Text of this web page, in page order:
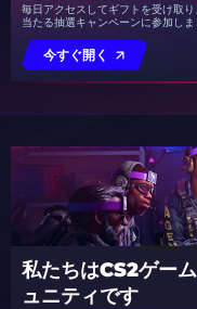
毎日アクセスしてギフトを受け取
当たる抽選キャンペーンに参加しま
今すぐ開く
私たちはCS2ゲー
ュニティです